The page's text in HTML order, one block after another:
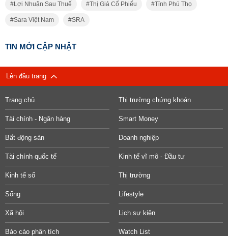
Lợi Nhuận Sau Thuế Thị Giá Cổ Phiếu Tỉnh Phú Thọ
Sara Việt Nam SRA
TIN MỚI CẬP NHẬT
Lên đầu trang
Trang chủ Thị trường chứng khoán
Tài chính - Ngân hàng Smart Money
Bất động sản Doanh nghiệp
Tài chính quốc tế Kinh tế vĩ mô - Đầu tư
Kinh tế số Thị trường
Sống Lifestyle
Xã hội Lịch sự kiện
Báo cáo phân tích Watch List